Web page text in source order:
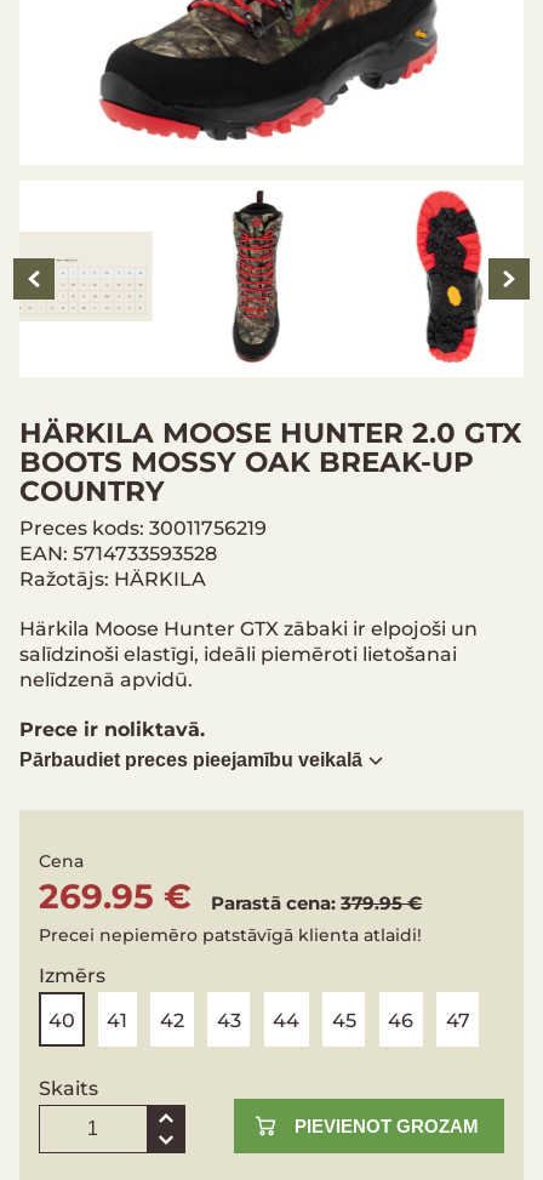
HÄRKILA MOOSE HUNTER 2.0 GTX
BOOTS MOSSY OAK BREAK-UP
COUNTRY
Preces kods: 30011756219
EAN: 5714733593528
Ražotājs: HÄRKILA
Härkila Moose Hunter GTX zābaki ir elpojoši un
salīdzinoši elastīgi, ideāli piemēroti lietošanai
nelīdzenā apvidū.
Prece ir noliktavā.
Pārbaudiet preces pieejamību veikalā
Cena
269.95 € Parastā cena:379.95 €
Precei nepiemēro patstāvīgā klienta atlaidi!
Izmērs
40
41 42 43 44 45 46 47
Skaits
PIEVIENOT GROZAM